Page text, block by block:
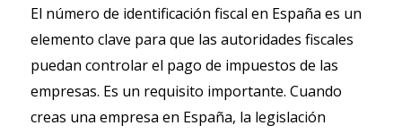
El número de identificación fiscal en España es un
elemento clave para que las autoridades fiscales
puedan controlar el pago de impuestos de las
empresas. Es un requisito importante. Cuando
creas una empresa en España, la legislación